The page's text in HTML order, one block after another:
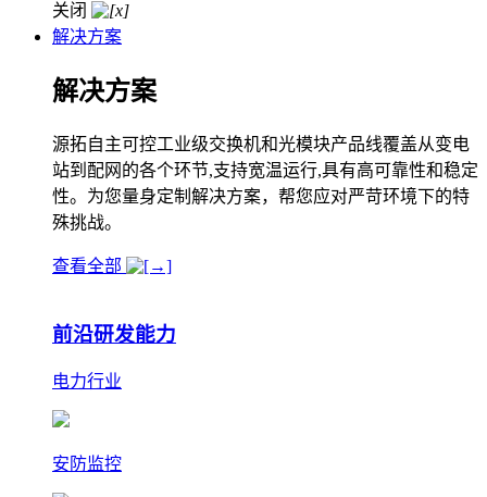
关闭
解决方案
解决方案
源拓自主可控工业级交换机和光模块产品线覆盖从变电
站到配网的各个环节,支持宽温运行,具有高可靠性和稳定
性。为您量身定制解决方案，帮您应对严苛环境下的特
殊挑战。
查看全部
前沿研发能力
电力行业
安防监控